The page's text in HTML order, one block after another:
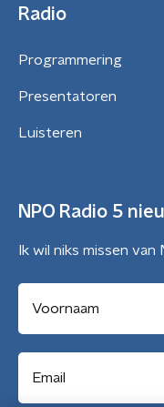
Radio
Programmering
Presentatoren
Luisteren
NPO Radio 5
Ik wil niks missen van